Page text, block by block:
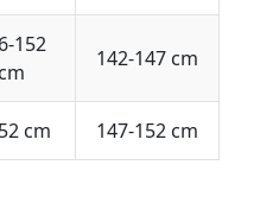
152
cm
142-147 cm
cm 147-152 cm